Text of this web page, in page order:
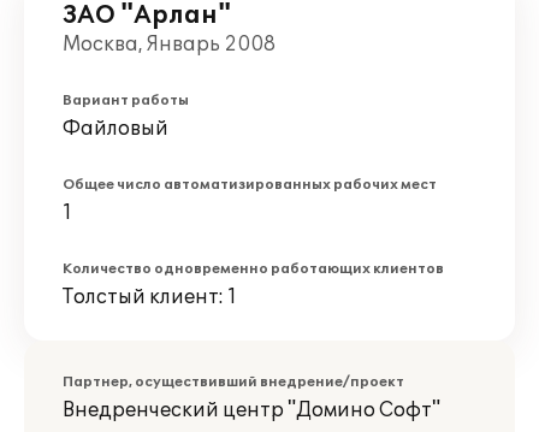
ЗАО "Арлан"
Москва, Январь 2008
Вариант работы
Файловый
Общее число автоматизированных рабочих мест
1
Количество одновременно работающих клиентов
Толстый клиент: 1
Партнер, осуществивший внедрение/проект
Внедренческий центр "Домино Софт"